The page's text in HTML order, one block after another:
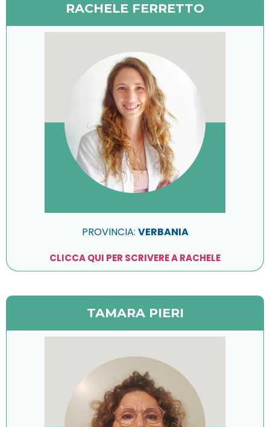
RACHELE FERRETTO
PROVINCIA: VERBANIA
CLICCA QUI PER SCRIVERE A RACHELE
TAMARA PIERI